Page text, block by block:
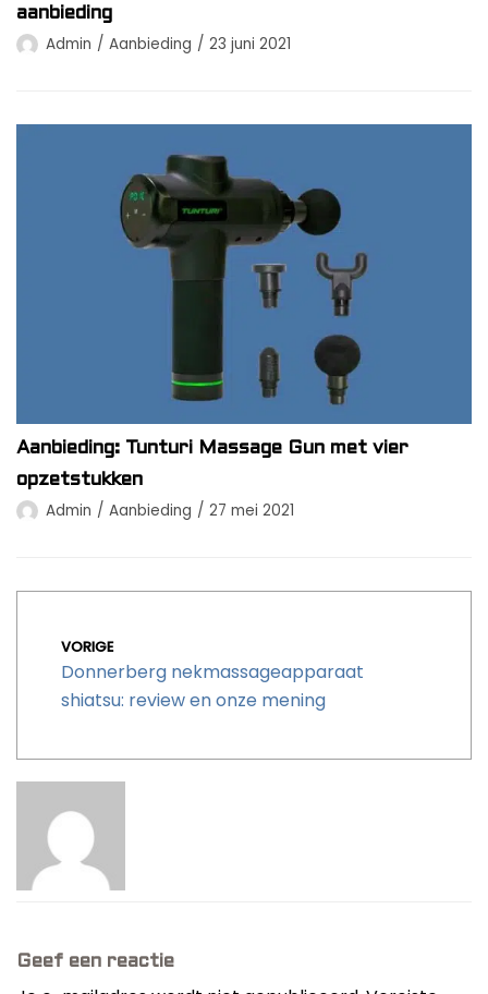
aanbieding
Admin Aanbieding 23 juni 2021
Aanbieding: Tunturi Massage Gun met vier
opzetstukken
Admin Aanbieding 27 mei 2021
VORIGE
Donnerberg nekmassageapparaat
shiatsu: review en onze mening
Geef een reactie